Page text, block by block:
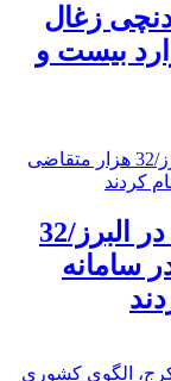
۲۰ معدنچی زغال
بیست و
کاهش نرخ بیکاری در البرز/32
سامانه